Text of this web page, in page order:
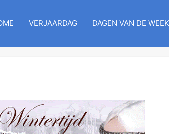
VERJAARDAG DAGEN VAN DE WEEK